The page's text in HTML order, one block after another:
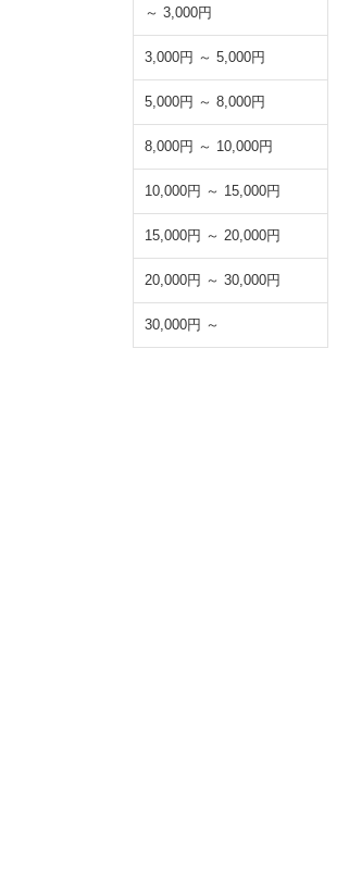
～ 3,000円
3,000円 ～ 5,000円
5,000円 ～ 8,000円
8,000円 ～ 10,000円
10,000円 ～ 15,000円
15,000円 ～ 20,000円
20,000円 ～ 30,000円
30,000円 ～